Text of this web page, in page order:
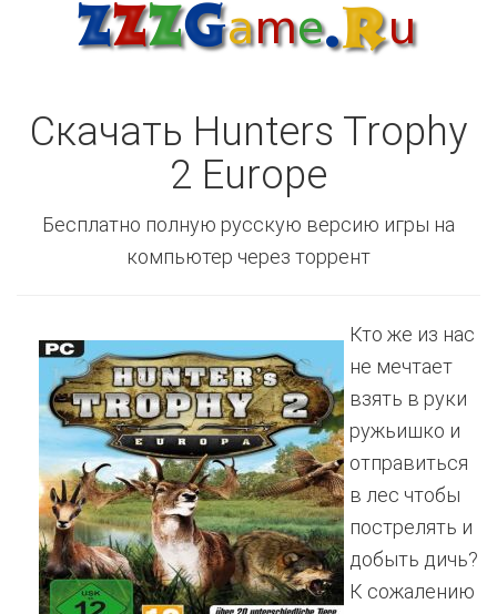
Скачать Hunters Trophy
2 Europe
Бесплатно полную русскую версию игры на
компьютер через торрент
Кто же из нас
не мечтает
взять в руки
ружьишко и
отправиться
в лес чтобы
пострелять и
добыть дичь?
К сожалению